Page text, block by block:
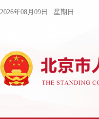
2026年08月09日 星期日